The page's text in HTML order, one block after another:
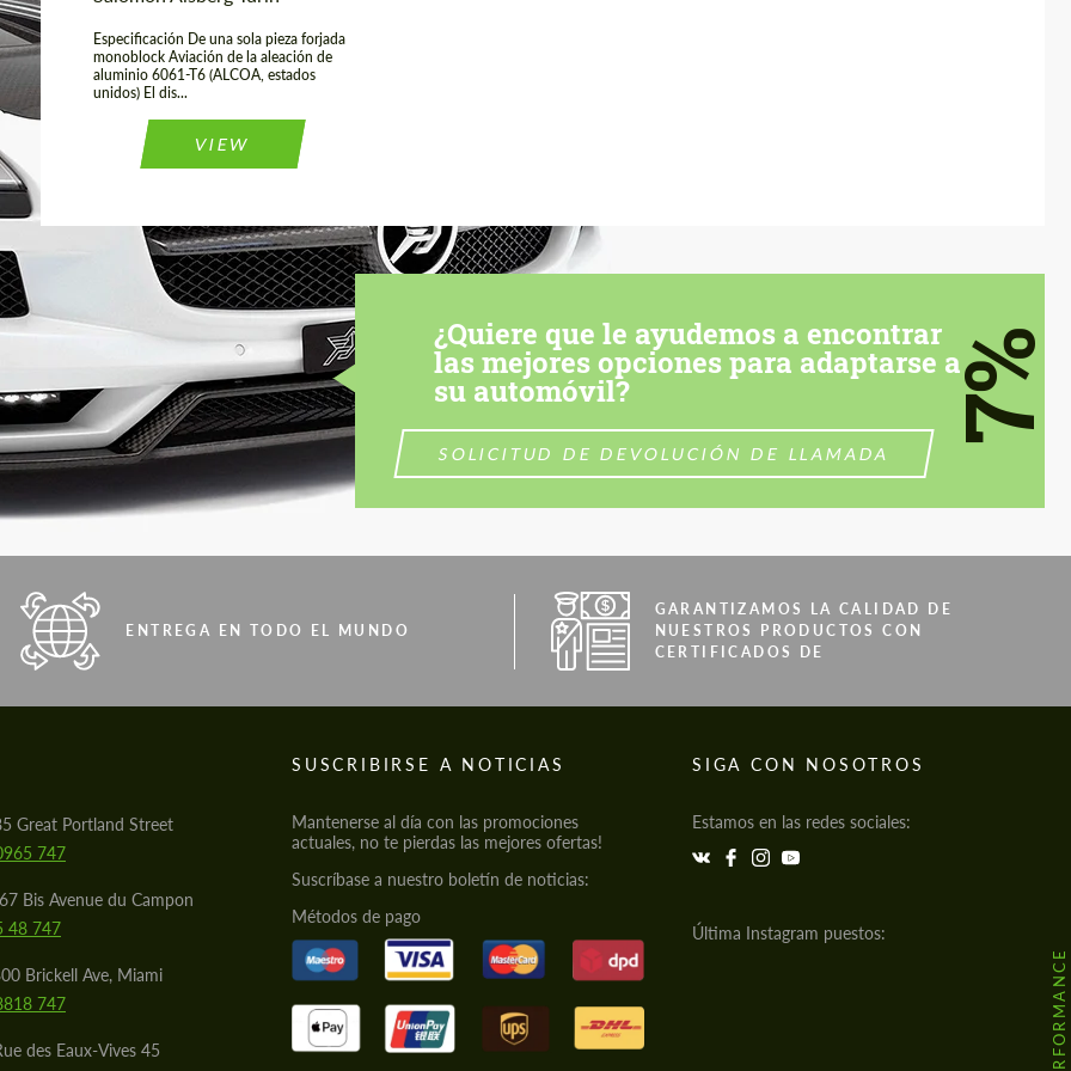
Especificación De una sola pieza forjada
monoblock Aviación de la aleación de
aluminio 6061-T6 (ALCOA, estados
unidos) El dis...
VIEW
¿Quiere que le ayudemos a encontrar
las mejores opciones para adaptarse a
su automóvil?
SOLICITUD DE DEVOLUCIÓN DE LLAMADA
7%
ENTREGA EN TODO EL MUNDO
GARANTIZAMOS LA CALIDAD DE
NUESTROS PRODUCTOS CON
CERTIFICADOS DE
Great Portland Street
747
Bis Avenue du Campon
48 747
Brickell Ave, Miami
747
des Eaux-Vives 45
SUSCRIBIRSE A NOTICIAS
Mantenerse al día con las promociones
actuales, no te pierdas las mejores ofertas!
Suscríbase a nuestro boletín de noticias:
Métodos de pago
SIGA CON NOSOTROS
Estamos en las redes sociales:
Última Instagram puestos: